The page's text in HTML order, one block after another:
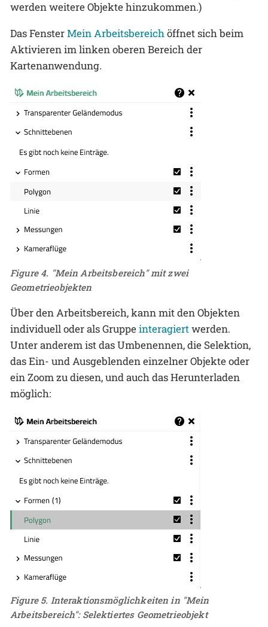
werden weitere Objekte hinzukommen.)
Das FensterMein Arbeitsbereichöffnet sich beim
Aktivieren im linken oberen Bereich der
Kartenanwendung.
Figure 4. "Mein Arbeitsbereich" mit zwei
Geometrieobjekten
Über den Arbeitsbereich, kann mit den Objekten
individuell oder als Gruppeinteragiertwerden.
Unter anderem ist das Umbenennen, die Selektion,
das Ein- und Ausgeblenden einzelner Objekte oder
ein Zoom zu diesen, und auch das Herunterladen
möglich:
Figure 5. Interaktionsmöglichkeiten in "Mein
Arbeitsbereich": Selektiertes Geometrieobjekt